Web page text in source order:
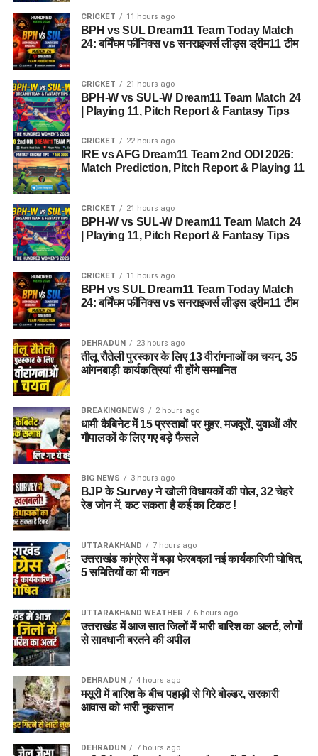
CRICKET 11 hours ago
BPH vs SUL Dream11 Team Today Match
24: बर्मिंघम फीनिक्स vs सनराइजर्स लीड्स ड्रीम11 टीम
CRICKET 21 hours ago
BPH-W vs SUL-W Dream11 Team Match 24
| Playing 11, Pitch Report & Fantasy Tips
CRICKET 22 hours ago
IRE vs AFG Dream11 Team 2nd ODI 2026:
Match Prediction, Pitch Report & Playing 11
CRICKET 21 hours ago
BPH-W vs SUL-W Dream11 Team Match 24
| Playing 11, Pitch Report & Fantasy Tips
CRICKET 11 hours ago
BPH vs SUL Dream11 Team Today Match
24: बर्मिंघम फीनिक्स vs सनराइजर्स लीड्स ड्रीम11 टीम
DEHRADUN 23 hours ago
तीलू रौतेली पुरस्कार के लिए 13 वीरांगनाओं का चयन, 35
आंगनबाड़ी कार्यकत्रियां भी होंगे सम्मानित
BREAKINGNEWS 2 hours ago
धामी कैबिनेट में 15 प्रस्तावों पर मुहर, मजदूरों, युवाओं और
गौपालकों के लिए गए बड़े फैसले
BIG NEWS 3 hours ago
BJP के Survey ने खोली विधायकों की पोल, 32 चेहरे
रेड जोन में, कट सकता है कई का टिकट !
UTTARAKHAND 7 hours ago
उत्तराखंड कांग्रेस में बड़ा फेरबदल! नई कार्यकारिणी घोषित,
5 समितियों का भी गठन
UTTARAKHAND WEATHER 6 hours ago
उत्तराखंड में आज सात जिलों में भारी बारिश का अलर्ट, लोगों
से सावधानी बरतने की अपील
DEHRADUN 4 hours ago
मसूरी में बारिश के बीच पहाड़ी से गिरे बोल्डर, सरकारी
आवास को भारी नुकसान
DEHRADUN 7 hours ago